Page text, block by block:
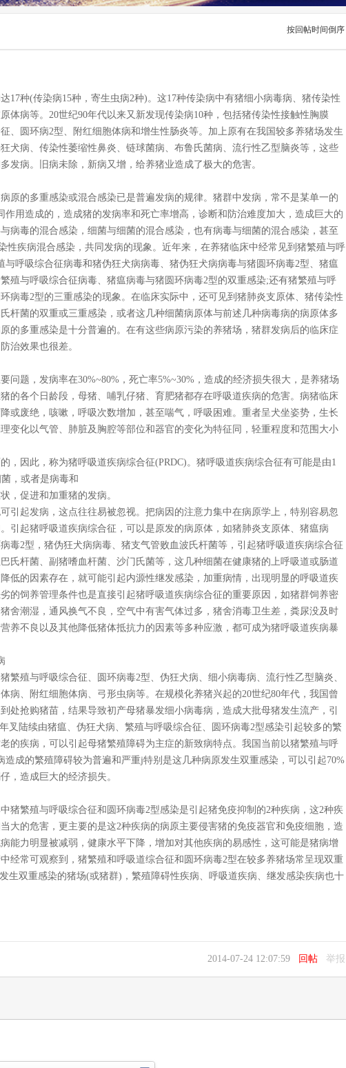
按回帖时间倒序
种(传染病15种，寄生虫病2种)。这17种传染病中有猪细小病毒病、猪传染性
体病等。20世纪90年代以来又新发现传染病10种，包括猪传染性接触性胸膜
、圆环病2型、附红细胞体病和增生性肠炎等。加上原有在我国较多养猪场发生
犬病、传染性萎缩性鼻炎、链球菌病、布鲁氏菌病、流行性乙型脑炎等，这些
发病。旧病未除，新病又增，给养猪业造成了极大的危害。
的多重感染或混合感染已是普遍发病的规律。猪群中发病，常不是某单一的
作用造成的，造成猪的发病率和死亡率增高，诊断和防治难度加大，造成巨大的
病毒的混合感染，细菌与细菌的混合感染，也有病毒与细菌的混合感染，甚至
性疾病混合感染，共同发病的现象。近年来，在养猪临床中经常见到猪繁殖与呼
呼吸综合征病毒和猪伪狂犬病病毒、猪伪狂犬病病毒与猪圆环病毒2型、猪瘟
殖与呼吸综合征病毒、猪瘟病毒与猪圆环病毒2型的双重感染;还有猪繁殖与呼
病毒2型的三重感染的现象。在临床实际中，还可见到猪肺炎支原体、猪传染性
杆菌的双重或三重感染，或者这几种细菌病原体与前述几种病毒病的病原体多
的多重感染是十分普遍的。在有这些病原污染的养猪场，猪群发病后的临床症
治效果也很差。
题，发病率在30%~80%，死亡率5%~30%，造成的经济损失很大，是养猪场
的各个日龄段，母猪、哺乳仔猪、育肥猪都存在呼吸道疾病的危害。病猪临床
或废绝，咳嗽，呼吸次数增加，甚至喘气，呼吸困难。重者呈犬坐姿势，生长
变化以气管、肺脏及胸腔等部位和器官的变化为特征同，轻重程度和范围大小
因此，称为猪呼吸道疾病综合征(PRDC)。猪呼吸道疾病综合征有可能是由1
，或者是病毒和
促进和加重猪的发病。
起发病，这点往往易被忽视。把病因的注意力集中在病原学上，特别容易忽
引起猪呼吸道疾病综合征，可以是原发的病原体，如猪肺炎支原体、猪瘟病
毒2型，猪伪狂犬病病毒、猪支气管败血波氏杆菌等，引起猪呼吸道疾病综合征
氏杆菌、副猪嗜血杆菌、沙门氏菌等，这几种细菌在健康猪的上呼吸道或肠道
低的因素存在，就可能引起内源性继发感染，加重病情，出现明显的呼吸道疾
的饲养管理条件也是直接引起猪呼吸道疾病综合征的重要原因，如猪群饲养密
舍潮湿，通风换气不良，空气中有害气体过多，猪舍消毒卫生差，粪尿没及时
养不良以及其他降低猪体抵抗力的因素等多种应激，都可成为猪呼吸道疾病暴
殖与呼吸综合征、圆环病毒2型、伪狂犬病、细小病毒病、流行性乙型脑炎、
病、附红细胞体病、弓形虫病等。在规模化养猪兴起的20世纪80年代，我国曾
处抢购猪苗，结果导致初产母猪暴发细小病毒病，造成大批母猪发生流产，引
叉陆续由猪瘟、伪狂犬病、繁殖与呼吸综合征、圆环病毒2型感染引起较多的繁
的疾病，可以引起母猪繁殖障碍为主症的新致病特点。我国当前以猪繁殖与呼
造成的繁殖障碍较为普遍和严重j特别是这几种病原发生双重感染，可以引起70%
，造成巨大的经济损失。
繁殖与呼吸综合征和圆环病毒2型感染是引起猪免疫抑制的2种疾病，这2种疾
大的危害，更主要的是这2种疾病的病原主要侵害猪的免疫器官和免疫细胞，造
能力明显被减弱，健康水平下降，增加对其他疾病的易感性，这可能是猪病增
经常可观察到，猪繁殖和呼吸道综合征和圆环病毒2型在较多养猪场常呈现双重
生双重感染的猪场(或猪群)，繁殖障碍性疾病、呼吸道疾病、继发感染疾病也十
2014-07-24 12:07:59 回帖 举报